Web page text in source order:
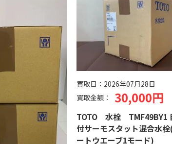
買取日： 2026年07月28日
買取金額：
30,000円
TOTO 水栓 TMF49BY1
付サーモスタット混合水
ートウエーブ1モード)